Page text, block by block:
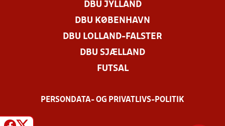
DBU JYLLAND
DBU KØBENHAVN
DBU LOLLAND-FALSTER
DBU SJÆLLAND
FUTSAL
PERSONDATA- OG PRIVATLIVS-POLITIK